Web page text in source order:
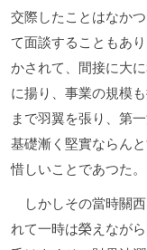
交際したことはなか
て面談することもあ
かされて、間接に大
に揚り、事業の規模
まで羽翼を張り、第
基礎漸く堅實ならん
惜しいことであつた。
しかしその當時關
れて一時は榮えなが